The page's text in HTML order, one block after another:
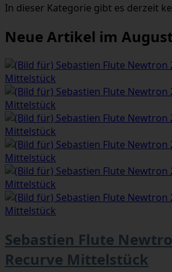
In dieser Kategorie gibt es derzeit
Neue Artikel im
Sebastien Flute
Recurve Mittelstück